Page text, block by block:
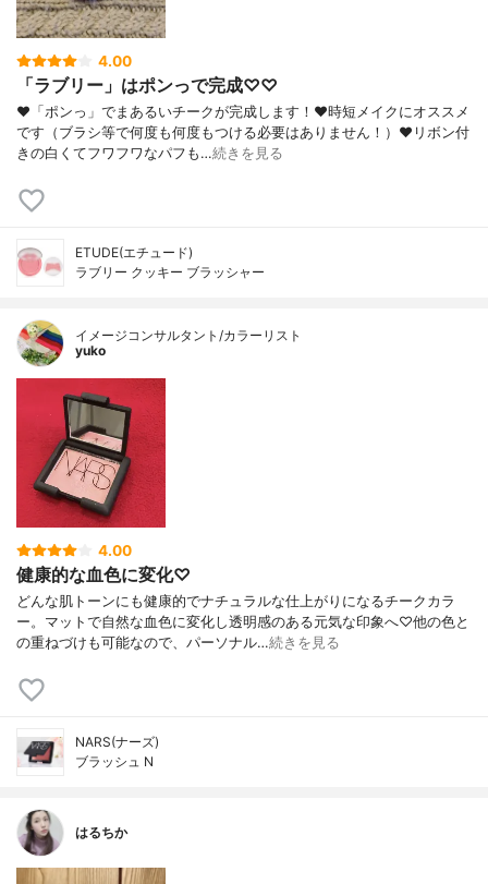
4.00
「ラブリー」はポンっで完成♡♡
❤︎「ポンっ」でまあるいチークが完成します！❤︎時短メイクにオススメ
です（ブラシ等で何度も何度もつける必要はありません！）❤︎リボン付
きの白くてフワフワなパフも…続きを見る
ETUDE(エチュード)
ラブリー クッキー ブラッシャー
イメージコンサルタント/カラーリスト
yuko
4.00
健康的な血色に変化♡
どんな肌トーンにも健康的でナチュラルな仕上がりになるチークカラ
ー。マットで自然な血色に変化し透明感のある元気な印象へ♡他の色と
の重ねづけも可能なので、パーソナル…続きを見る
NARS(ナーズ)
ブラッシュ N
はるちか